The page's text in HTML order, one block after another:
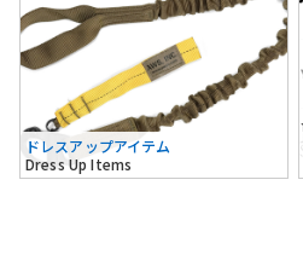
ドレスアップアイテム
Dress Up Items